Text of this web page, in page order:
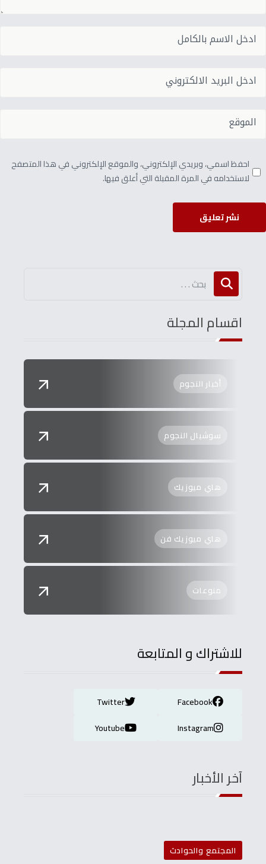
احفظ اسمي، وبريدي الإلكتروني، والموقع الإلكتروني في هذا المتصفح
لاستخدامه في المرة المقبلة التي أعلق فيها.
نشر تعليق
اقسام المجلة
أخبار النجوم
سوشيال النجوم
هاي ميوزيك
هاي ميوزيك فن
منوعات
للاشتراك و المتابعة
Facebook
Twitter
Instagram
Youtube
آخر الأخبار
المجتمع والحوادث